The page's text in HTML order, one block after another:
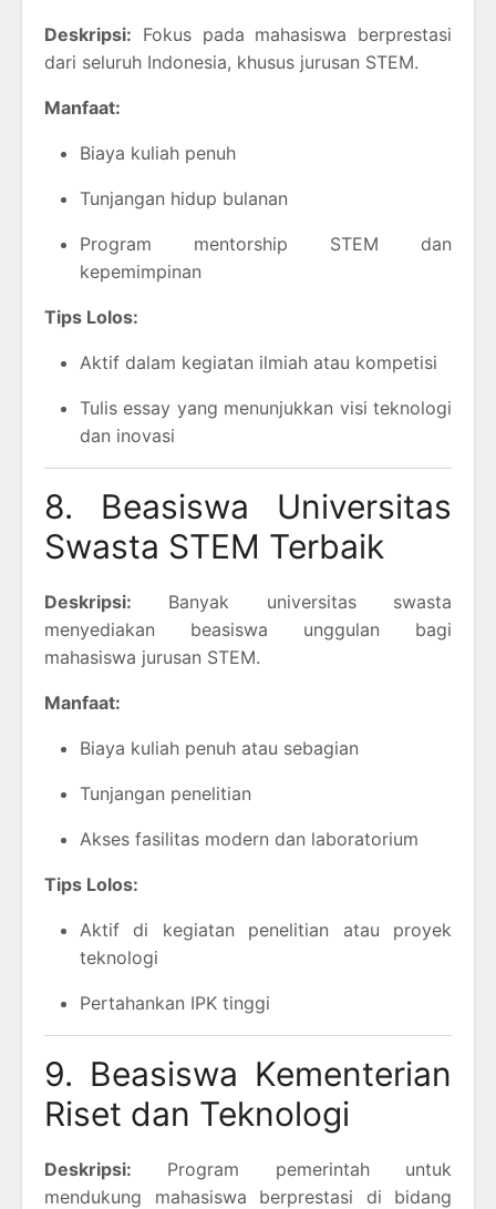
Deskripsi: Fokus pada mahasiswa berprestasi
dari seluruh Indonesia, khusus jurusan STEM.
Manfaat:
Biaya kuliah penuh
Tunjangan hidup bulanan
Program mentorship STEM dan
kepemimpinan
Tips Lolos:
Aktif dalam kegiatan ilmiah atau kompetisi
Tulis essay yang menunjukkan visi teknologi
dan inovasi
8. Beasiswa Universitas
Swasta STEM Terbaik
Deskripsi: Banyak universitas swasta
menyediakan beasiswa unggulan bagi
mahasiswa jurusan STEM.
Manfaat:
Biaya kuliah penuh atau sebagian
Tunjangan penelitian
Akses fasilitas modern dan laboratorium
Tips Lolos:
Aktif di kegiatan penelitian atau proyek
teknologi
Pertahankan IPK tinggi
9. Beasiswa Kementerian
Riset dan Teknologi
Deskripsi: Program pemerintah untuk
mendukung mahasiswa berprestasi di bidang